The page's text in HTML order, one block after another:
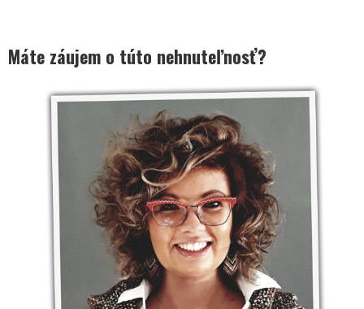
Máte záujem o túto nehnuteľnosť?